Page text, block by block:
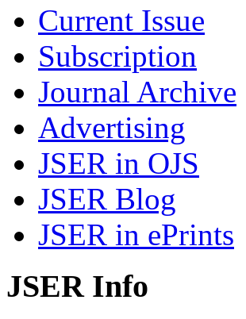
Current Issue
Subscription
Journal Archive
Advertising
JSER in OJS
JSER Blog
JSER in ePrints
JSER Info